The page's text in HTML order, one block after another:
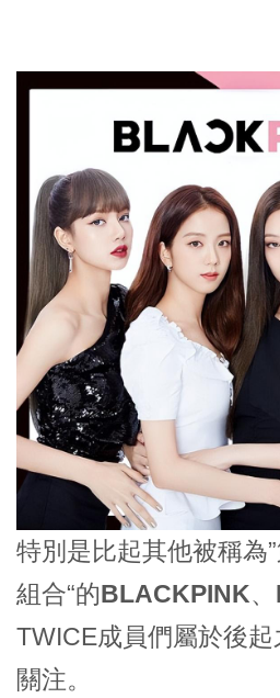
特別是比起其他被稱為
組合“的BLACKPINK
TWICE成員們屬於後起
關注。